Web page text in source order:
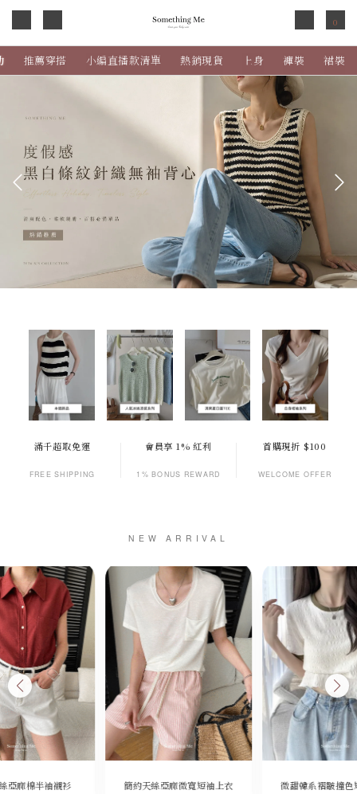
0
推薦穿搭 小編直播款清單 熱銷現貨 上身 褲裝 裙裝
滿千超取免運
FREE SHIPPING
會員享 1% 紅利
1% BONUS REWARD
首購現折 $100
WELCOME OFFER
NEW ARRIVAL
亞麻棉半袖襯衫 簡約天絲亞麻微寬短袖上衣 微甜韓系褶皺撞色